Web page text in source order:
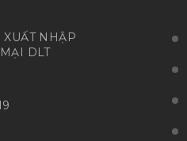
XUẤT NHẬP
DLT